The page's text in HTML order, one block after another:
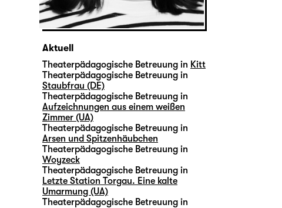
Aktuell
Theaterpädagogische Betreuung in Kitt
Theaterpädagogische Betreuung in
Staubfrau (DE)
Theaterpädagogische Betreuung in
Aufzeichnungen aus einem weißen
Zimmer (UA)
Theaterpädagogische Betreuung in
Arsen und Spitzenhäubchen
Theaterpädagogische Betreuung in
Woyzeck
Theaterpädagogische Betreuung in
Letzte Station Torgau. Eine kalte
Umarmung (UA)
Theaterpädagogische Betreuung in